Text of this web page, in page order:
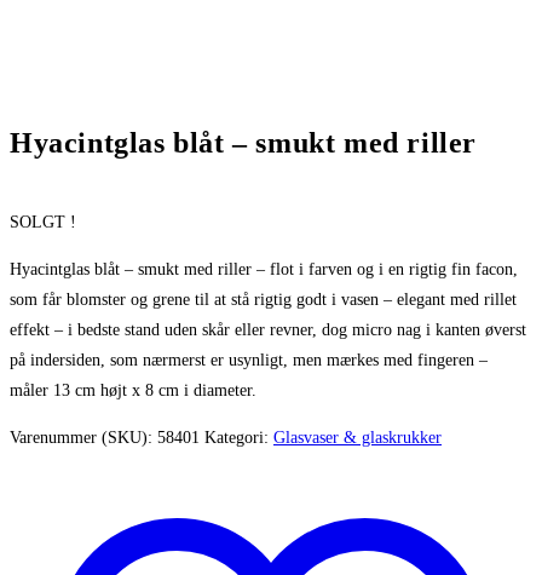
Hyacintglas blåt – smukt med riller
SOLGT !
Hyacintglas blåt – smukt med riller – flot i farven og i en rigtig fin facon,
som får blomster og grene til at stå rigtig godt i vasen – elegant med rillet
effekt – i bedste stand uden skår eller revner, dog micro nag i kanten øverst
på indersiden, som nærmerst er usynligt, men mærkes med fingeren –
måler 13 cm højt x 8 cm i diameter.
Varenummer (SKU): 58401 Kategori: Glasvaser & glaskrukker